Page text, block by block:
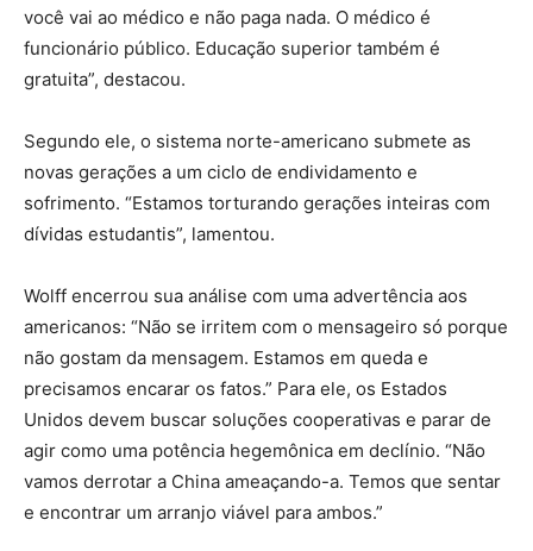
você vai ao médico e não paga nada. O médico é
funcionário público. Educação superior também é
gratuita”, destacou.
Segundo ele, o sistema norte-americano submete as
novas gerações a um ciclo de endividamento e
sofrimento. “Estamos torturando gerações inteiras com
dívidas estudantis”, lamentou.
Wolff encerrou sua análise com uma advertência aos
americanos: “Não se irritem com o mensageiro só porque
não gostam da mensagem. Estamos em queda e
precisamos encarar os fatos.” Para ele, os Estados
Unidos devem buscar soluções cooperativas e parar de
agir como uma potência hegemônica em declínio. “Não
vamos derrotar a China ameaçando-a. Temos que sentar
e encontrar um arranjo viável para ambos.”